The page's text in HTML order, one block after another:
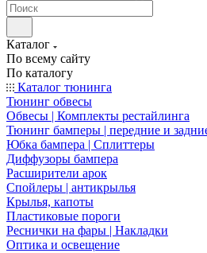
Каталог
По всему сайту
По каталогу
Каталог тюнинга
Тюнинг обвесы
Обвесы | Комплекты рестайлинга
Тюнинг бамперы | передние и
Юбка бампера | Сплиттеры
Диффузоры бампера
Расширители арок
Спойлеры | антикрылья
Крылья, капоты
Пластиковые пороги
Реснички на фары | Накладки
Оптика и освещение